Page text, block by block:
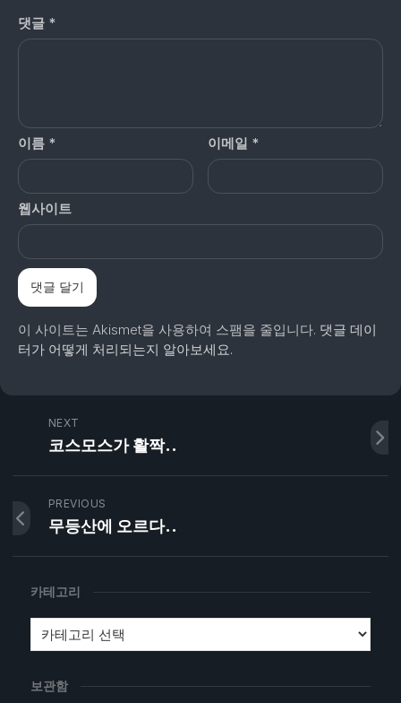
댓글 *
이름 * 이메일 *
웹사이트
이 사이트는 Akismet을 사용하여 스팸을 줄입니다. 댓글 데이
터가 어떻게 처리되는지 알아보세요.
NEXT
코스모스가 활짝..
PREVIOUS
무등산에 오르다..
카테고리
보관함